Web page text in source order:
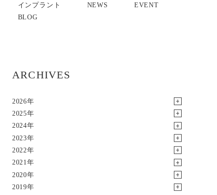
インプラント
NEWS
EVENT
BLOG
ARCHIVES
2026年
2025年
2024年
2023年
2022年
2021年
2020年
2019年